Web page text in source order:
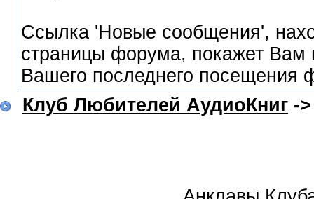
Ссылка 'Новые сообщения',
страницы форума, покажет
Вашего последнего посещения
Клуб Любителей АудиоКниг -